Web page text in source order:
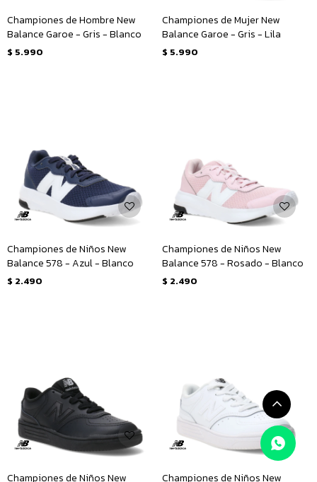
Championes de Hombre New
Balance Garoe - Gris - Blanco
$ 5.990
Championes de Mujer New
Balance Garoe - Gris - Lila
$ 5.990
Championes de Niños New
Balance 578 - Azul - Blanco
$ 2.490
Championes de Niños New
Balance 578 - Rosado - Blanco
$ 2.490
Championes de Niños New Championes de Niños New